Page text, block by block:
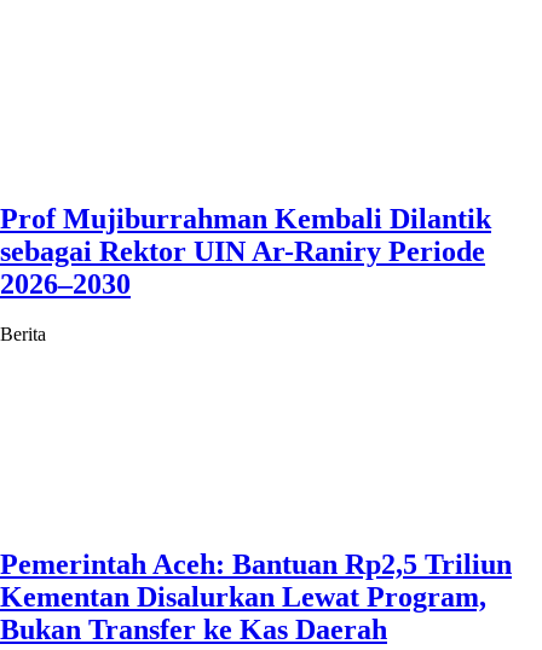
Prof Mujiburrahman Kembali Dilantik
sebagai Rektor UIN Ar-Raniry Periode
2026–2030
Berita
Pemerintah Aceh: Bantuan Rp2,5 Triliun
Kementan Disalurkan Lewat Program,
Bukan Transfer ke Kas Daerah